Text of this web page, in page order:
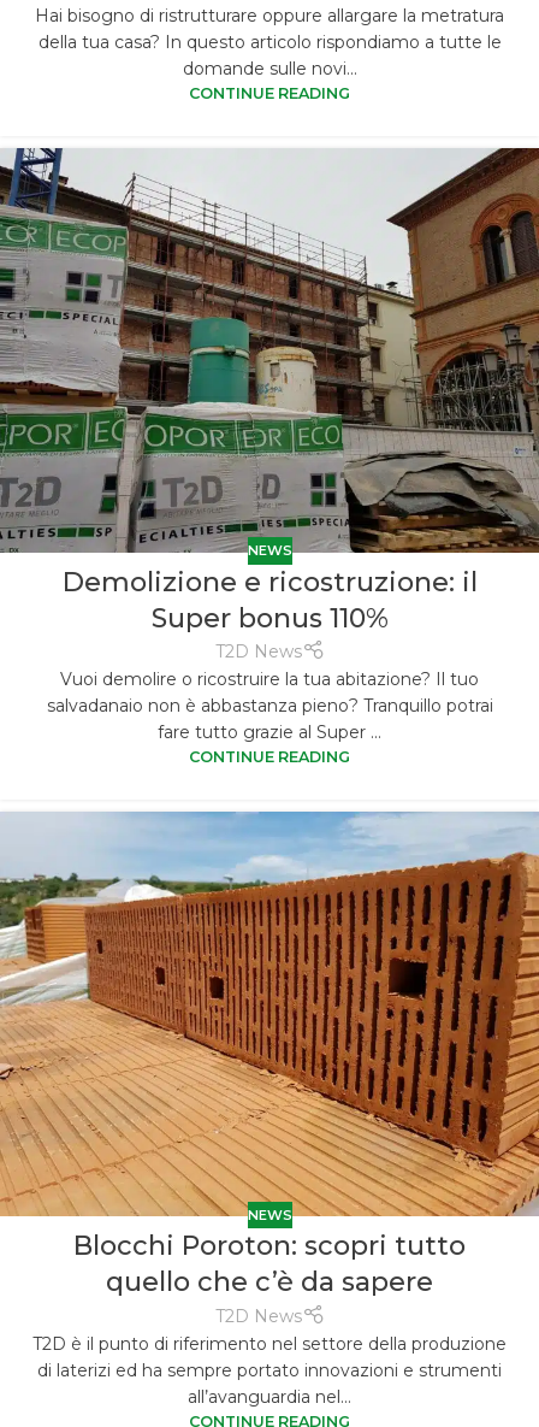
Hai bisogno di ristrutturare oppure allargare la metratura
della tua casa? In questo articolo rispondiamo a tutte le
domande sulle novi...
CONTINUE READING
NEWS
Demolizione e ricostruzione: il
Super bonus 110%
T2D News
Vuoi demolire o ricostruire la tua abitazione? Il tuo
salvadanaio non è abbastanza pieno? Tranquillo potrai
fare tutto grazie al Super ...
CONTINUE READING
NEWS
Blocchi Poroton: scopri tutto
quello che c’è da sapere
T2D News
T2D è il punto di riferimento nel settore della produzione
di laterizi ed ha sempre portato innovazioni e strumenti
all’avanguardia nel...
CONTINUE READING